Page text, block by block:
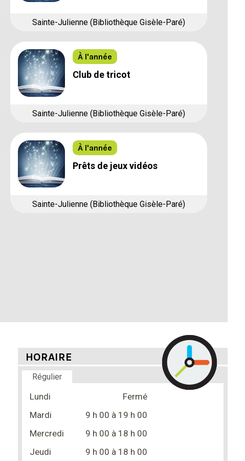
Sainte-Julienne (Bibliothèque Gisèle-Paré)
À l'année
Club de tricot
Sainte-Julienne (Bibliothèque Gisèle-Paré)
À l'année
Prêts de jeux vidéos
Sainte-Julienne (Bibliothèque Gisèle-Paré)
HORAIRE
Régulier
Lundi
Fermé
Mardi
9 h 00 à 19 h 00
Mercredi
9 h 00 à 18 h 00
Jeudi
9 h 00 à 18 h 00